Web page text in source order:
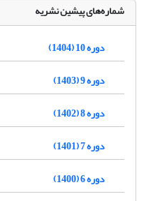
شماره‌های پیشین نشریه
دوره 10 (1404)
دوره 9 (1403)
دوره 8 (1402)
دوره 7 (1401)
دوره 6 (1400)